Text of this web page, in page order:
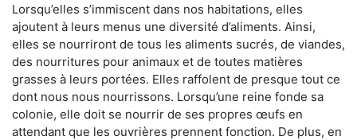
Lorsqu’elles s’immiscent dans nos habitations, elles
ajoutent à leurs menus une diversité d’aliments. Ainsi,
elles se nourriront de tous les aliments sucrés, de viandes,
des nourritures pour animaux et de toutes matières
grasses à leurs portées. Elles raffolent de presque tout ce
dont nous nous nourrissons. Lorsqu’une reine fonde sa
colonie, elle doit se nourrir de ses propres œufs en
attendant que les ouvrières prennent fonction. De plus, en